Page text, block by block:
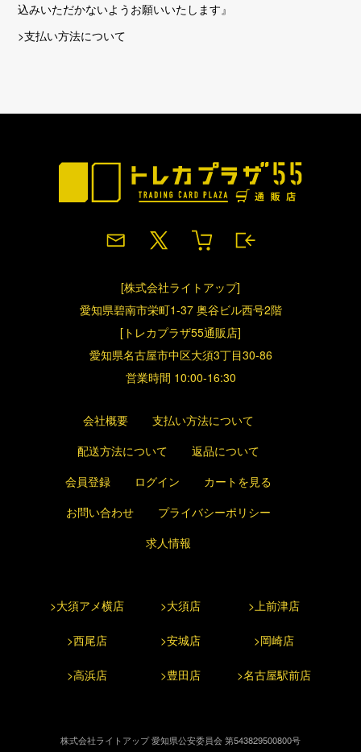
込みいただかないようお願いいたします』
>支払い方法について
[株式会社ライトアップ]
愛知県碧南市栄町1-37 奥谷ビル西号2階
[トレカプラザ55通販店]
愛知県名古屋市中区大須3丁目30-86
営業時間 10:00-16:30
会社概要
支払い方法について
配送方法について
返品について
会員登録
ログイン
カートを見る
お問い合わせ
プライバシーポリシー
求人情報
>大須アメ横店 >大須店 >上前津店
>西尾店 >安城店 >岡崎店
>高浜店 >豊田店 >名古屋駅前店
株式会社ライトアップ 愛知県公安委員会 第543829500800号